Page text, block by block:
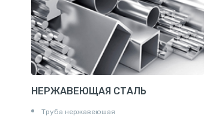
Шпунт Ларсена
НЕРЖАВЕЮЩАЯ СТАЛЬ
Труба нержавеюшая